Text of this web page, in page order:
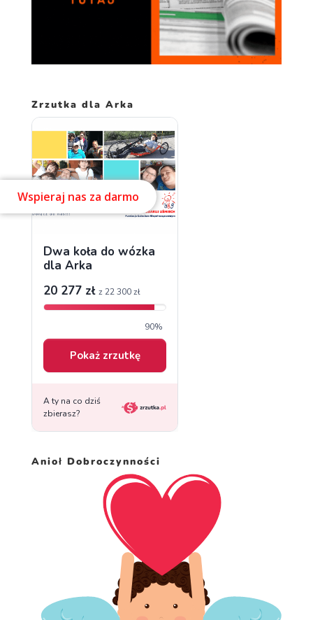
Zrzutka dla Arka
Anioł Dobroczynności
Wspieraj nas za darmo